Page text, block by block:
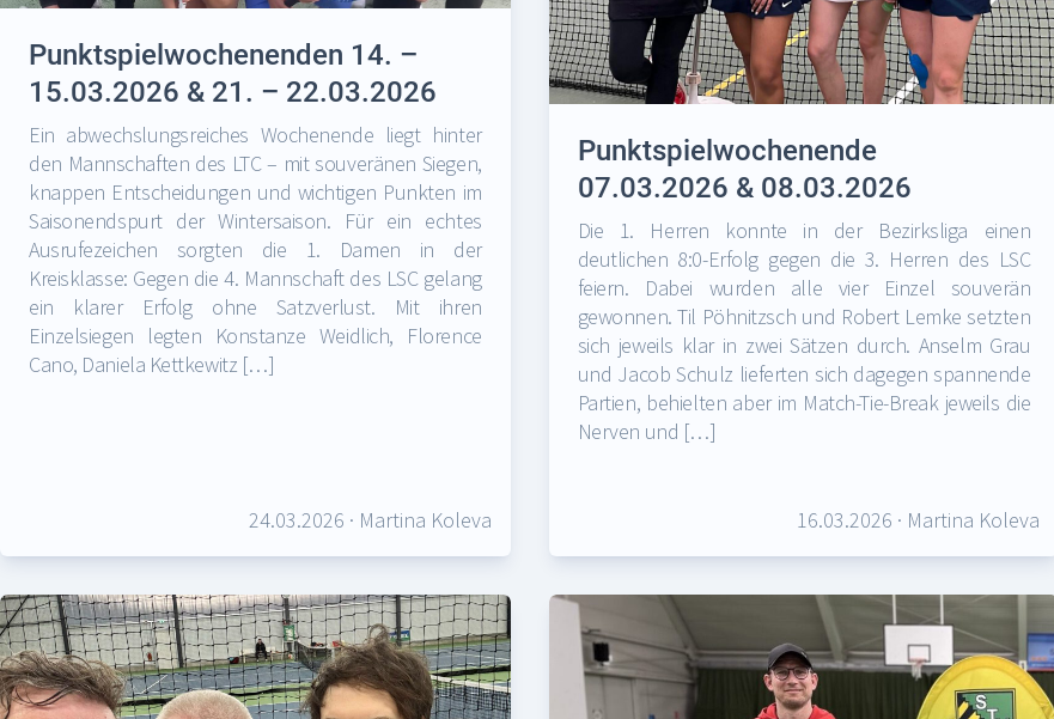
Punktspielwochenenden 14. –
15.03.2026 & 21. – 22.03.2026
Ein abwechslungsreiches Wochenende liegt hinter
den Mannschaften des LTC – mit souveränen Siegen,
knappen Entscheidungen und wichtigen Punkten im
Saisonendspurt der Wintersaison. Für ein echtes
Ausrufezeichen sorgten die 1. Damen in der
Kreisklasse: Gegen die 4. Mannschaft des LSC gelang
ein klarer Erfolg ohne Satzverlust. Mit ihren
Einzelsiegen legten Konstanze Weidlich, Florence
Cano, Daniela Kettkewitz […]
24.03.2026 · Martina Koleva
Punktspielwochenende
07.03.2026 & 08.03.2026
Die 1. Herren konnte in der Bezirksliga einen
deutlichen 8:0-Erfolg gegen die 3. Herren des LSC
feiern. Dabei wurden alle vier Einzel souverän
gewonnen. Til Pöhnitzsch und Robert Lemke setzten
sich jeweils klar in zwei Sätzen durch. Anselm Grau
und Jacob Schulz lieferten sich dagegen spannende
Partien, behielten aber im Match-Tie-Break jeweils die
Nerven und […]
16.03.2026 · Martina Koleva